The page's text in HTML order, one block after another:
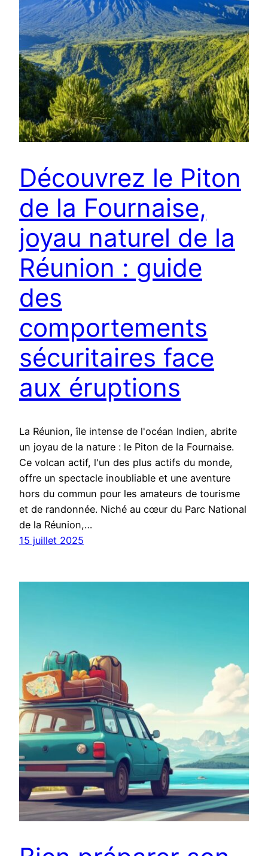
Découvrez le Piton
de la Fournaise,
joyau naturel de la
Réunion : guide
des
comportements
sécuritaires face
aux éruptions
La Réunion, île intense de l'océan Indien, abrite
un joyau de la nature : le Piton de la Fournaise.
Ce volcan actif, l'un des plus actifs du monde,
offre un spectacle inoubliable et une aventure
hors du commun pour les amateurs de tourisme
et de randonnée. Niché au cœur du Parc National
de la Réunion,…
15 juillet 2025